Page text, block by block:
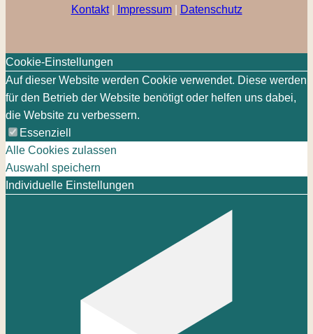
Kontakt| Impressum| Datenschutz
Cookie-Einstellungen
Auf dieser Website werden Cookie verwendet. Diese werden
für den Betrieb der Website benötigt oder helfen uns dabei,
die Website zu verbessern.
Essenziell
Alle Cookies zulassen
Auswahl speichern
Individuelle Einstellungen